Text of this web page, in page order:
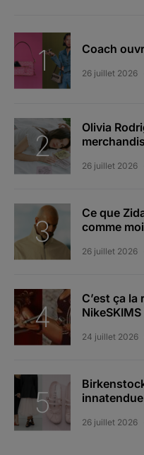
Coach
26 juillet 2026
Olivia
26 juillet 2026
Ce que
comme moi
26 juillet 2026
C’est ça la
NikeSKIMS
24 juillet 2026
innatendue
26 juillet 2026